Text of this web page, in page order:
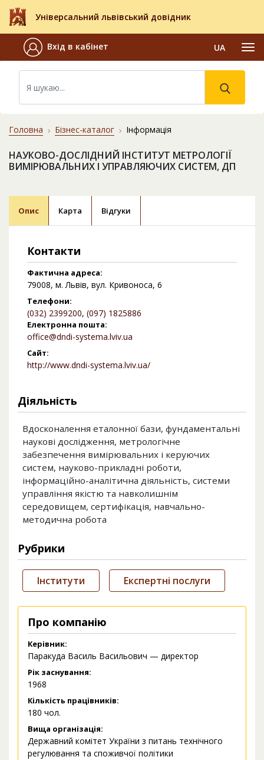
Універсальний львівський довідник
Вхід в кабінет UA
Головна Бізнес-каталог Інформація
НАУКОВО-ДОСЛІДНИЙ ІНСТИТУТ МЕТРОЛОГІЇ
ВИМІРЮВАЛЬНИХ І УПРАВЛЯЮЧИХ СИСТЕМ, ДП
Опис Карта Відгуки
Контакти
Фактична адреса:
79008, м. Львів, вул. Кривоноса, 6
Телефони:
(032) 2399200, (097) 1825886
Електронна пошта:
office@dndi-systema.lviv.ua
Сайт:
http://www.dndi-systema.lviv.ua/
Діяльність
Вдосконалення еталонної бази, фундаментальні
наукові дослідження, метрологічне
забезпечення вимірювальних і керуючих
систем, науково-прикладні роботи,
інформаційно-аналітична діяльність, системи
управління якістю та навколишнім
середовищем, сертифікація, навчально-
методична робота
Рубрики
Інститути Експертні послуги
Про компанію
Керівник:
Паракуда Василь Васильович — директор
Рік заснування:
1968
Кількість працівників:
180 чол.
Вища організація:
Державний комітет України з питань технічного
регулювання та споживчої політики